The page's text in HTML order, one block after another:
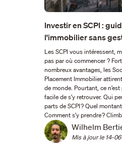
Investir en SCPI :
l'immobilier sans
Les SCPI vous intéressent,
pas par où commencer ?
nombreux avantages, les
Placement Immobilier
de monde. Pourtant, ce
facile de s’y retrouver. Qui
parts de SCPI ? Quel
Comment s’y prendre ?
Wilhelm
Mis à jour le 14-